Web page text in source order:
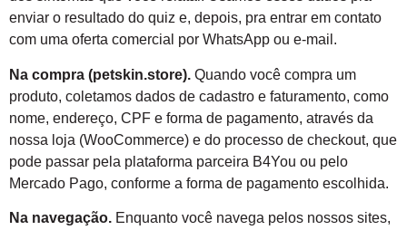
enviar o resultado do quiz e, depois, pra entrar em contato
com uma oferta comercial por WhatsApp ou e-mail.
Na compra (petskin.store). Quando você compra um
produto, coletamos dados de cadastro e faturamento, como
nome, endereço, CPF e forma de pagamento, através da
nossa loja (WooCommerce) e do processo de checkout, que
pode passar pela plataforma parceira B4You ou pelo
Mercado Pago, conforme a forma de pagamento escolhida.
Na navegação. Enquanto você navega pelos nossos sites,